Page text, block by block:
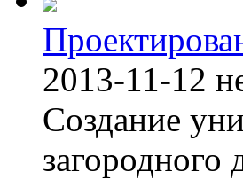
2013-11-12
Создание
загородного